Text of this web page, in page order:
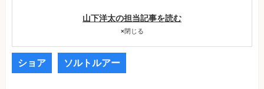
山下洋太の担当記事を読む
×閉じる
ショア ソルトルアー